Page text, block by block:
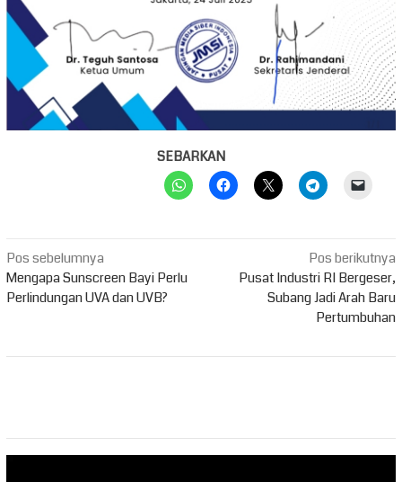
SEBARKAN
Navigasi
pos
Pos sebelumnya
Mengapa Sunscreen Bayi Perlu
Perlindungan UVA dan UVB?
Pos berikutnya
Pusat Industri RI Bergeser,
Subang Jadi Arah Baru
Pertumbuhan